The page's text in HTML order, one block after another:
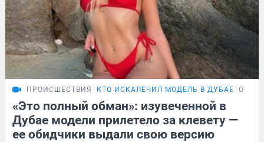
ПРОИСШЕСТВИЯ КТО ИСКАЛЕЧИЛ МОДЕЛЬ В ДУБАЕ ОБЗОР
«Это полный обман»: изувеченной в
Дубае модели прилетело за клевету —
ее обидчики выдали свою версию